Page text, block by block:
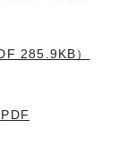
285.9KB）